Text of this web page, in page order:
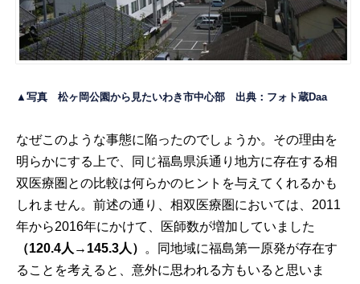
▲写真 松ヶ岡公園から見たいわき市中心部 出典： フォト蔵Daa
なぜこのような事態に陥ったのでしょうか。その理由を
明らかにする上で、同じ福島県浜通り地方に存在する相
双医療圏との比較は何らかのヒントを与えてくれるかも
しれません。前述の通り、相双医療圏においては、2011
年から2016年にかけて、医師数が増加していました
（120.4人 →145.3人）
。同地域に福島第一原発が存在す
ることを考えると、意外に思われる方もいると思いま